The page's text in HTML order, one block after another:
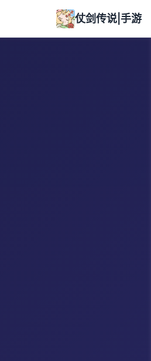
仗剑传说|手游